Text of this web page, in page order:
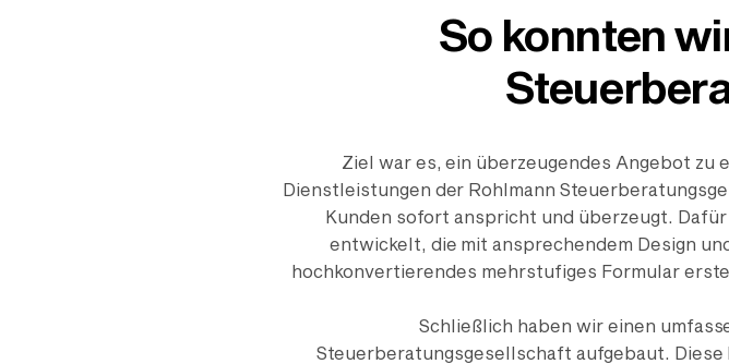
So konnten
Ziel war es, ein überzeugendes Angebot
Dienstleistungen der Rohlmann
Kunden sofort anspricht und überzeugt.
entwickelt, die mit ansprechendem Design
hochkonvertierendes mehrstufiges Formular
Schließlich haben wir einen
Steuerberatungsgesellschaft aufgebaut.